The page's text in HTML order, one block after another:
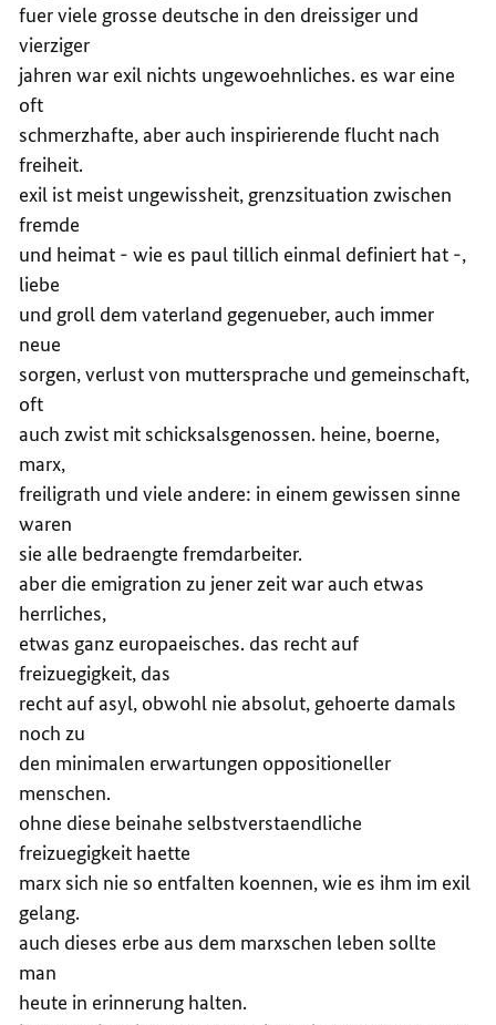
fuer viele grosse deutsche in den dreissiger und
vierziger
jahren war exil nichts ungewoehnliches. es war eine
oft
schmerzhafte, aber auch inspirierende flucht nach
freiheit.
exil ist meist ungewissheit, grenzsituation zwischen
fremde
und heimat - wie es paul tillich einmal definiert hat -,
liebe
und groll dem vaterland gegenueber, auch immer
neue
sorgen, verlust von muttersprache und gemeinschaft,
oft
auch zwist mit schicksalsgenossen. heine, boerne,
marx,
freiligrath und viele andere: in einem gewissen sinne
waren
sie alle bedraengte fremdarbeiter.
aber die emigration zu jener zeit war auch etwas
herrliches,
etwas ganz europaeisches. das recht auf
freizuegigkeit, das
recht auf asyl, obwohl nie absolut, gehoerte damals
noch zu
den minimalen erwartungen oppositioneller
menschen.
ohne diese beinahe selbstverstaendliche
freizuegigkeit haette
marx sich nie so entfalten koennen, wie es ihm im exil
gelang.
auch dieses erbe aus dem marxschen leben sollte
man
heute in erinnerung halten.